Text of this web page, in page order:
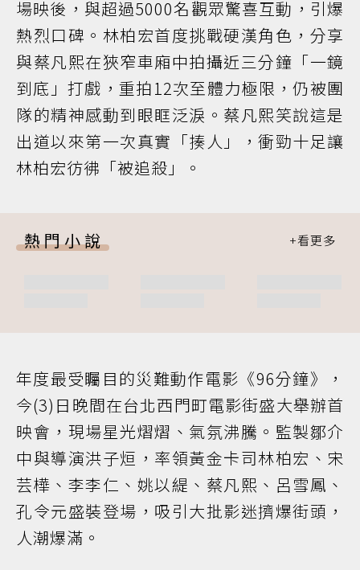
場映後，與超過5000名觀眾驚喜互動，引爆
熱烈口碑。林柏宏首度挑戰硬漢角色，分享
與蔡凡熙在狹窄車廂中拍攝近三分鐘「一鏡
到底」打戲，重拍12次至體力極限，仍被團
隊的精神感動到眼眶泛淚。蔡凡熙笑說這是
出道以來第一次真實「揍人」，衝勁十足讓
林柏宏彷彿「被追殺」。
熱門小說
年度最受矚目的災難動作電影《96分鐘》，
今(3)日晚間在台北西門町電影街盛大舉辦首
映會，現場星光熠熠、氣氛沸騰。監製鄒介
中與導演洪子烜，率領黃金卡司林柏宏、宋
芸樺、李李仁、姚以緹、蔡凡熙、呂雪鳳、
孔令元盛裝登場，吸引大批影迷擠爆街頭，
人潮爆滿。